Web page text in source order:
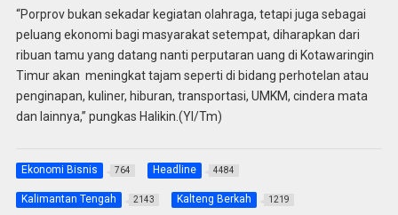
“Porprov bukan sekadar kegiatan olahraga, tetapi juga sebagai
peluang ekonomi bagi masyarakat setempat, diharapkan dari
ribuan tamu yang datang nanti perputaran uang di Kotawaringin
Timur akan meningkat tajam seperti di bidang perhotelan atau
penginapan, kuliner, hiburan, transportasi, UMKM, cindera mata
dan lainnya,” pungkas Halikin.(Yl/Tm)
Ekonomi Bisnis 764 Headline 4484
Kalimantan Tengah 2143 Kalteng Berkah 1219